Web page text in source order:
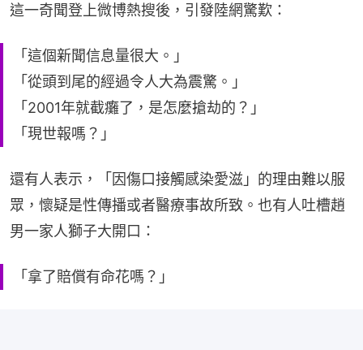
這一奇聞登上微博熱搜後，引發陸網驚歎：
「這個新聞信息量很大。」
「從頭到尾的經過令人大為震驚。」
「2001年就截癱了，是怎麼搶劫的？」
「現世報嗎？」
還有人表示，「因傷口接觸感染愛滋」的理由難以服
眾，懷疑是性傳播或者醫療事故所致。也有人吐槽趙
男一家人獅子大開口：
「拿了賠償有命花嗎？」